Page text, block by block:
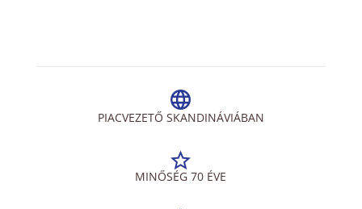
PIACVEZETŐ SKANDINÁVIÁBAN
MINŐSÉG 70 ÉVE